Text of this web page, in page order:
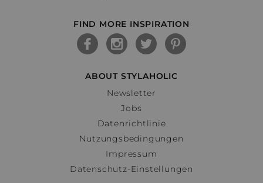
FIND MORE INSPIRATION
ABOUT STYLAHOLIC
Newsletter
Jobs
Datenrichtlinie
Nutzungsbedingungen
Impressum
Datenschutz-Einstellungen